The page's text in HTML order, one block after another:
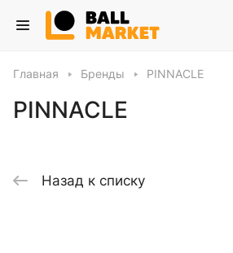
Главная Бренды PINNACLE
PINNACLE
Назад к списку